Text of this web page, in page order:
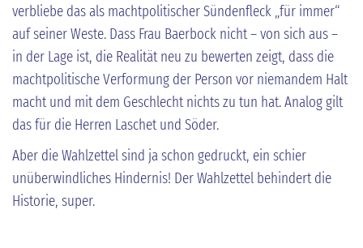
verbliebe das als machtpolitischer Sündenfleck „für immer“
auf seiner Weste. Dass Frau Baerbock nicht – von sich aus –
in der Lage ist, die Realität neu zu bewerten zeigt, dass die
machtpolitische Verformung der Person vor niemandem Halt
macht und mit dem Geschlecht nichts zu tun hat. Analog gilt
das für die Herren Laschet und Söder.
Aber die Wahlzettel sind ja schon gedruckt, ein schier
unüberwindliches Hindernis! Der Wahlzettel behindert die
Historie, super.